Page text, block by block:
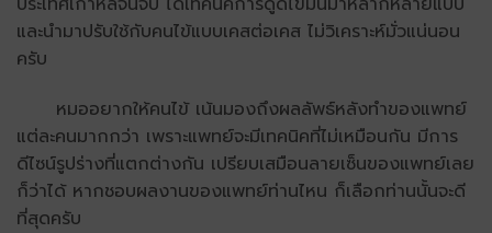
และนำมาปรับใช้กับคนไข้แบบเคสต่อเคส ไม่วิเคราะห์มั่วแน่นอน
ครับ
หมออยากให้คนไข้ เน้นมองถึงผลลัพธ์หลังทำของแพทย์
แต่ละคนมากกว่า เพราะแพทย์จะมีเทคนิคที่ไม่เหมือนกัน มีการ
ดีไซน์รูปร่างที่แตกต่างกัน เปรียบเสมือนลายเซ็นของแพทย์เลย
ก็ว่าได้ หากชอบผลงานของแพทย์ท่านไหน ก็เลือกท่านนั้นจะดี
ที่สุดครับ